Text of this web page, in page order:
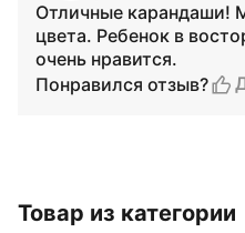
Отличные карандаши!
цвета. Ребенок в
очень нравится.
Понравился отзыв?
Товар из категории